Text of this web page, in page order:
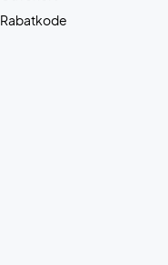
Rabatkode